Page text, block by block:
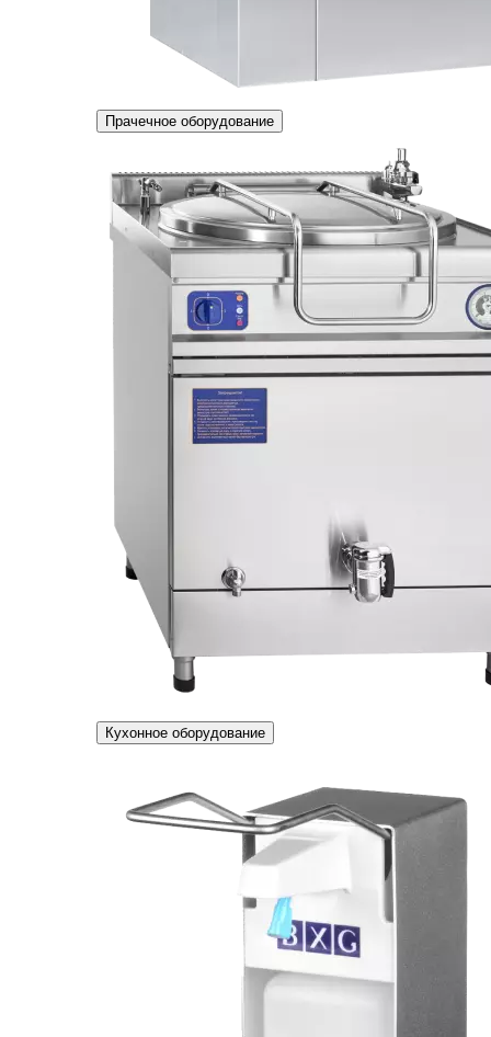
Прачечное оборудование
Кухонное оборудование